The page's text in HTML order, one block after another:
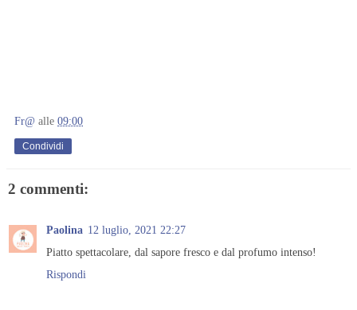
Fr@ alle 09:00
Condividi
2 commenti:
Paolina 12 luglio, 2021 22:27
Piatto spettacolare, dal sapore fresco e dal profumo intenso!
Rispondi